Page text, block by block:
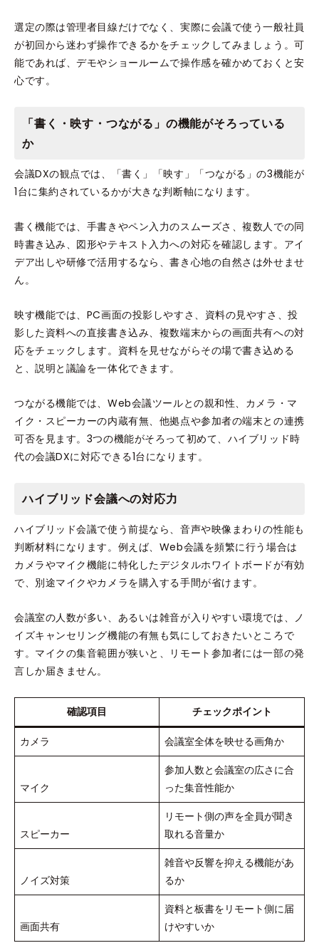
選定の際は管理者目線だけでなく、実際に会議で使う一般社員
が初回から迷わず操作できるかをチェックしてみましょう。可
能であれば、デモやショールームで操作感を確かめておくと安
心です。
「書く・映す・つながる」の機能がそろっている
か
会議DXの観点では、「書く」「映す」「つながる」の3機能が
1台に集約されているかが大きな判断軸になります。
書く機能では、手書きやペン入力のスムーズさ、複数人での同
時書き込み、図形やテキスト入力への対応を確認します。アイ
デア出しや研修で活用するなら、書き心地の自然さは外せませ
ん。
映す機能では、PC画面の投影しやすさ、資料の見やすさ、投
影した資料への直接書き込み、複数端末からの画面共有への対
応をチェックします。資料を見せながらその場で書き込める
と、説明と議論を一体化できます。
つながる機能では、Web会議ツールとの親和性、カメラ・マ
イク・スピーカーの内蔵有無、他拠点や参加者の端末との連携
可否を見ます。3つの機能がそろって初めて、ハイブリッド時
代の会議DXに対応できる1台になります。
ハイブリッド会議への対応力
ハイブリッド会議で使う前提なら、音声や映像まわりの性能も
判断材料になります。例えば、Web会議を頻繁に行う場合は
カメラやマイク機能に特化したデジタルホワイトボードが有効
で、別途マイクやカメラを購入する手間が省けます。
会議室の人数が多い、あるいは雑音が入りやすい環境では、ノ
イズキャンセリング機能の有無も気にしておきたいところで
す。マイクの集音範囲が狭いと、リモート参加者には一部の発
言しか届きません。
確認項目 チェックポイント
カメラ 会議室全体を映せる画角か
マイク
参加人数と会議室の広さに合
った集音性能か
スピーカー
リモート側の声を全員が聞き
取れる音量か
ノイズ対策
雑音や反響を抑える機能があ
るか
画面共有
資料と板書をリモート側に届
けやすいか